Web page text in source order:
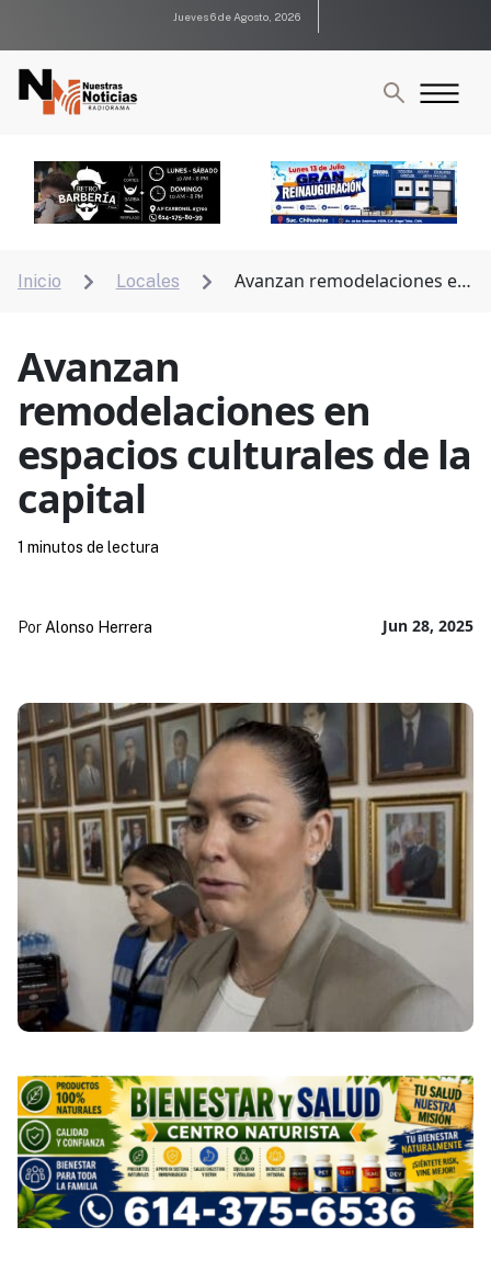
Jueves 6 de Agosto, 2026
Inicio  Locales 
Avanzan remodelaciones en
Avanzan
remodelaciones en
espacios culturales de la
capital
Jun 28, 2025
Por Alonso Herrera
1 minutos de lectura